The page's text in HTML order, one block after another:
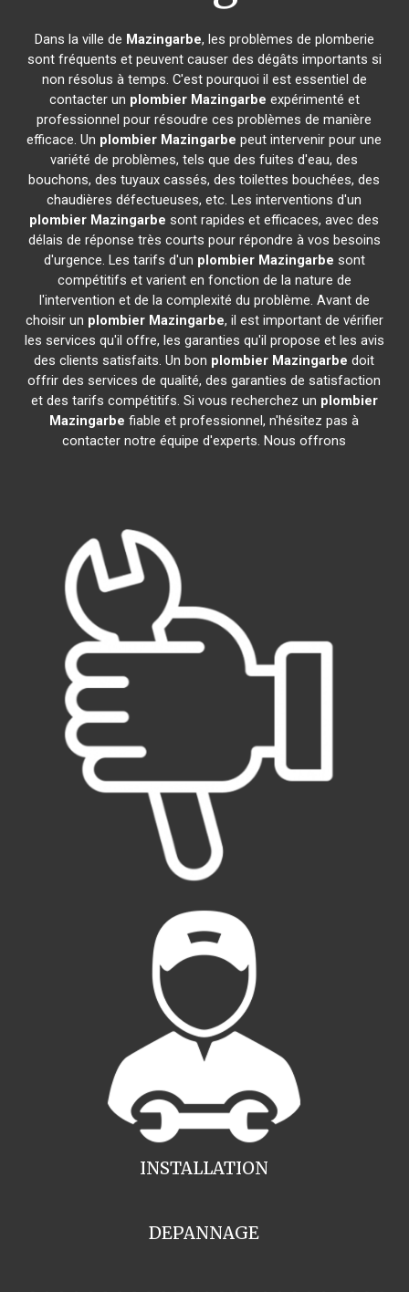
Dans la ville de Mazingarbe, les problèmes de plomberie
sont fréquents et peuvent causer des dégâts importants si
non résolus à temps. C'est pourquoi il est essentiel de
contacter un plombier Mazingarbe expérimenté et
professionnel pour résoudre ces problèmes de manière
efficace. Un plombier Mazingarbe peut intervenir pour une
variété de problèmes, tels que des fuites d'eau, des
bouchons, des tuyaux cassés, des toilettes bouchées, des
chaudières défectueuses, etc. Les interventions d'un
plombier Mazingarbe sont rapides et efficaces, avec des
délais de réponse très courts pour répondre à vos besoins
d'urgence. Les tarifs d'un plombier Mazingarbe sont
compétitifs et varient en fonction de la nature de
l'intervention et de la complexité du problème. Avant de
choisir un plombier Mazingarbe, il est important de vérifier
les services qu'il offre, les garanties qu'il propose et les avis
des clients satisfaits. Un bon plombier Mazingarbe doit
offrir des services de qualité, des garanties de satisfaction
et des tarifs compétitifs. Si vous recherchez un plombier
Mazingarbe fiable et professionnel, n'hésitez pas à
contacter notre équipe d'experts. Nous offrons
INSTALLATION
DEPANNAGE